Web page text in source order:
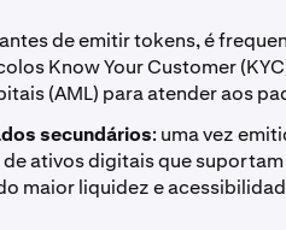
de emitir tokens, é
Know Your Customer
(AML) para atender aos
secundários: uma vez
ativos digitais que
maior liquidez e